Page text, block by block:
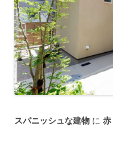
スパニッシュな建物 に 赤